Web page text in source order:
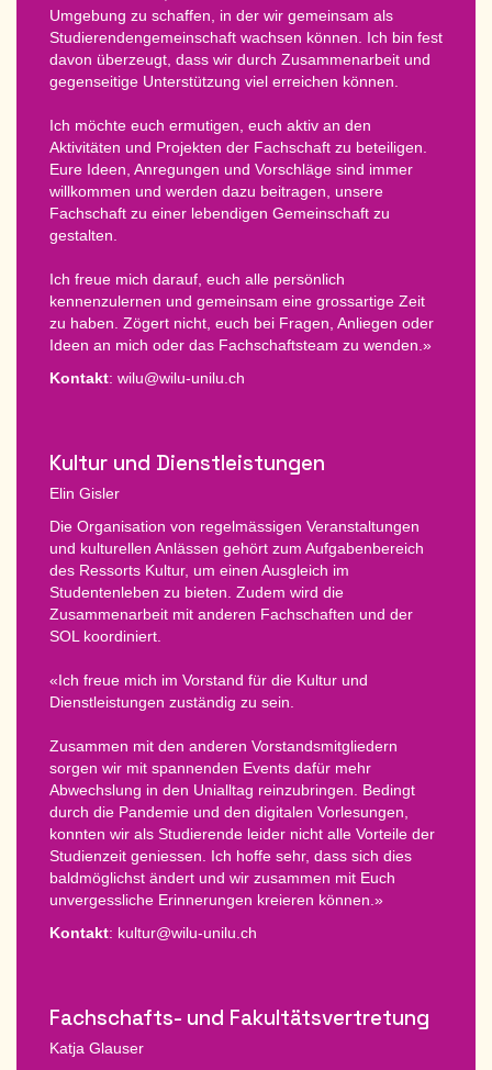
Umgebung zu schaffen, in der wir gemeinsam als
Studierendengemeinschaft wachsen können. Ich bin fest
davon überzeugt, dass wir durch Zusammenarbeit und
gegenseitige Unterstützung viel erreichen können.
Ich möchte euch ermutigen, euch aktiv an den
Aktivitäten und Projekten der Fachschaft zu beteiligen.
Eure Ideen, Anregungen und Vorschläge sind immer
willkommen und werden dazu beitragen, unsere
Fachschaft zu einer lebendigen Gemeinschaft zu
gestalten.
Ich freue mich darauf, euch alle persönlich
kennenzulernen und gemeinsam eine grossartige Zeit
zu haben. Zögert nicht, euch bei Fragen, Anliegen oder
Ideen an mich oder das Fachschaftsteam zu wenden.»
Kontakt: wilu@wilu-unilu.ch
Kultur und Dienstleistungen
Elin Gisler
Die Organisation von regelmässigen Veranstaltungen
und kulturellen Anlässen gehört zum Aufgabenbereich
des Ressorts Kultur, um einen Ausgleich im
Studentenleben zu bieten. Zudem wird die
Zusammenarbeit mit anderen Fachschaften und der
SOL koordiniert.
«Ich freue mich im Vorstand für die Kultur und
Dienstleistungen zuständig zu sein.
Zusammen mit den anderen Vorstandsmitgliedern
sorgen wir mit spannenden Events dafür mehr
Abwechslung in den Unialltag reinzubringen. Bedingt
durch die Pandemie und den digitalen Vorlesungen,
konnten wir als Studierende leider nicht alle Vorteile der
Studienzeit geniessen. Ich hoffe sehr, dass sich dies
baldmöglichst ändert und wir zusammen mit Euch
unvergessliche Erinnerungen kreieren können.»
Kontakt: kultur@wilu-unilu.ch
Fachschafts- und Fakultätsvertretung
Katja Glauser